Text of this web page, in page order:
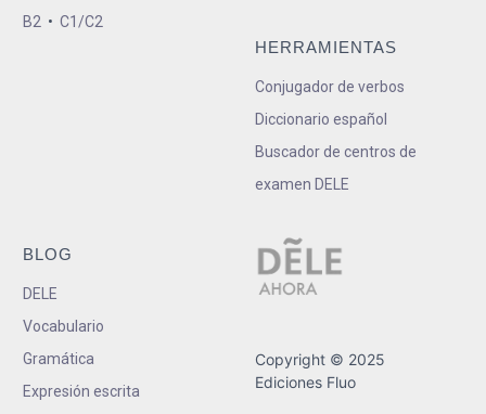
B2 • C1/C2
HERRAMIENTAS
Conjugador de verbos
Diccionario español
Buscador de centros de
examen DELE
BLOG
DELE
Vocabulario
Gramática
Expresión escrita
Copyright © 2025
Ediciones Fluo